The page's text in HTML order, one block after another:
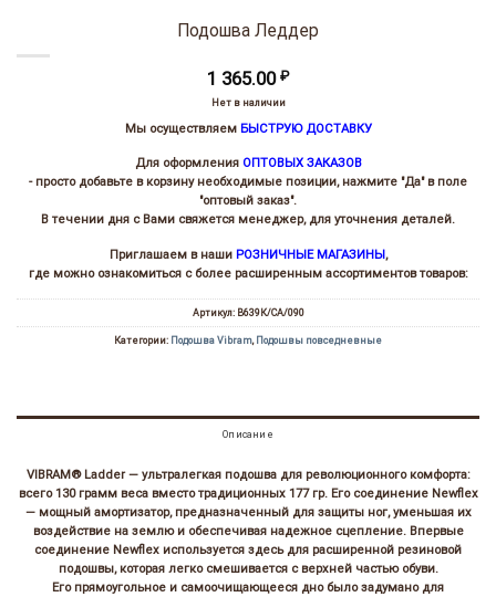
Подошва Леддер
1 365.00 ₽
Нет в наличии
Мы осуществляем БЫСТРУЮ ДОСТАВКУ
Для оформления ОПТОВЫХ ЗАКАЗОВ
- просто добавьте в корзину необходимые позиции, нажмите "Да" в поле
"оптовый заказ".
В течении дня с Вами свяжется менеджер, для уточнения деталей.
Приглашаем в наши РОЗНИЧНЫЕ МАГАЗИНЫ,
где можно ознакомиться с более расширенным ассортиментов товаров:
Артикул: В639К/СА/090
Категории: Подошва Vibram, Подошвы повседневные
Описание
VIBRAM® Ladder — ультралегкая подошва для революционного комфорта:
всего 130 грамм веса вместо традиционных 177 гр. Его соединение Newflex
— мощный амортизатор, предназначенный для защиты ног, уменьшая их
воздействие на землю и обеспечивая надежное сцепление. Впервые
соединение Newflex используется здесь для расширенной резиновой
подошвы, которая легко смешивается с верхней частью обуви.
Его прямоугольное и самоочищающееся дно было задумано для